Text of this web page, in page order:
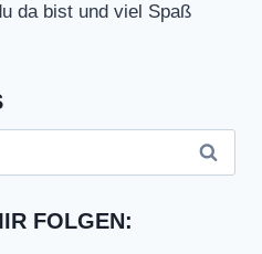
da bist und viel Spaß
FOLGEN: